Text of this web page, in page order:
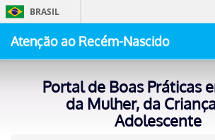
BRASIL
Acesso
Atenção ao Recém-Nascido
Portal de Boas Práticas
da Mulher, da
Adolescente